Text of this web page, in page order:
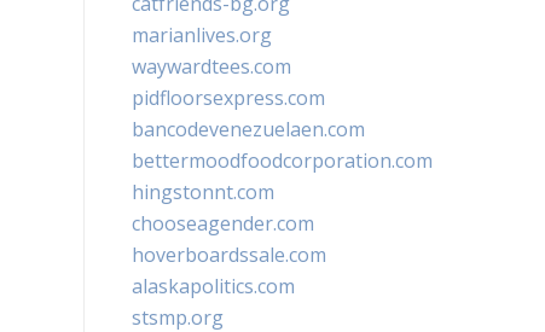
marianlives.org
waywardtees.com
pidfloorsexpress.com
bancodevenezuelaen.com
bettermoodfoodcorporation.com
hingstonnt.com
chooseagender.com
hoverboardssale.com
alaskapolitics.com
stsmp.org